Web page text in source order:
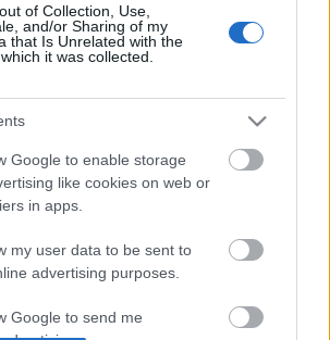
of Collection, Use,
and/or Sharing of my
that Is Unrelated with the
it was collected.
Google to enable storage
like cookies on web or
in apps.
my user data to be sent to
advertising purposes.
Google to send me
Horrorkórházban
28.
a hozzátartozók, akit vasárnap
a délpesti Jahn Ferenc kórház 9.
a lepukkant mellékhelyiségben,